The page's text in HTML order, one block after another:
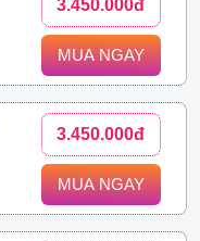
3.450.000đ
MUA NGAY
3.450.000đ
MUA NGAY